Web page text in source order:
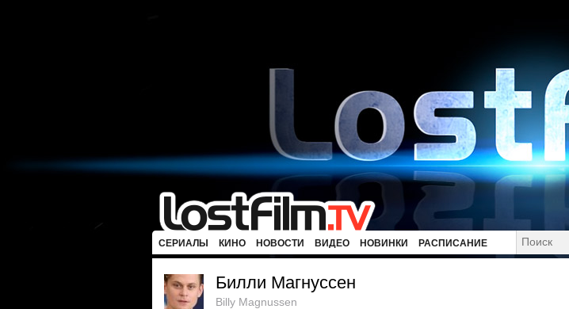
СЕРИАЛЫ КИНО НОВОСТИ ВИДЕО НОВИНКИ РАСПИСАНИЕ
Билли Магнуссен
Billy Magnussen